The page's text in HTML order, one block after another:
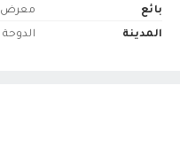
بائع
معرض
المدينة
الدوحة